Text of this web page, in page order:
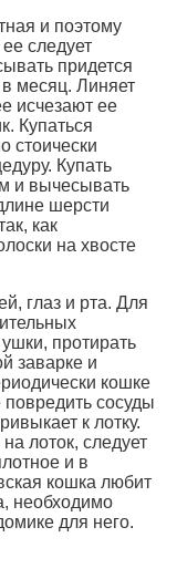
и поэтому
следует
придется
месяц. Линяет
исчезают ее
Купаться
стоически
Купать
и вычесывать
шерсти
как
на хвосте
глаз и рта. Для
протирать
заварке и
кошке
повредить сосуды
к лотку.
лоток, следует
и в
кошка любит
необходимо
для него.